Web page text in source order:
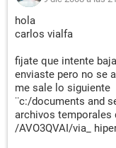
hola
carlos vialfa
fijate que intente
enviaste pero no se
me sale lo siguiente
¨c:/documents and
archivos temporales
/AVO3QVAI/via_